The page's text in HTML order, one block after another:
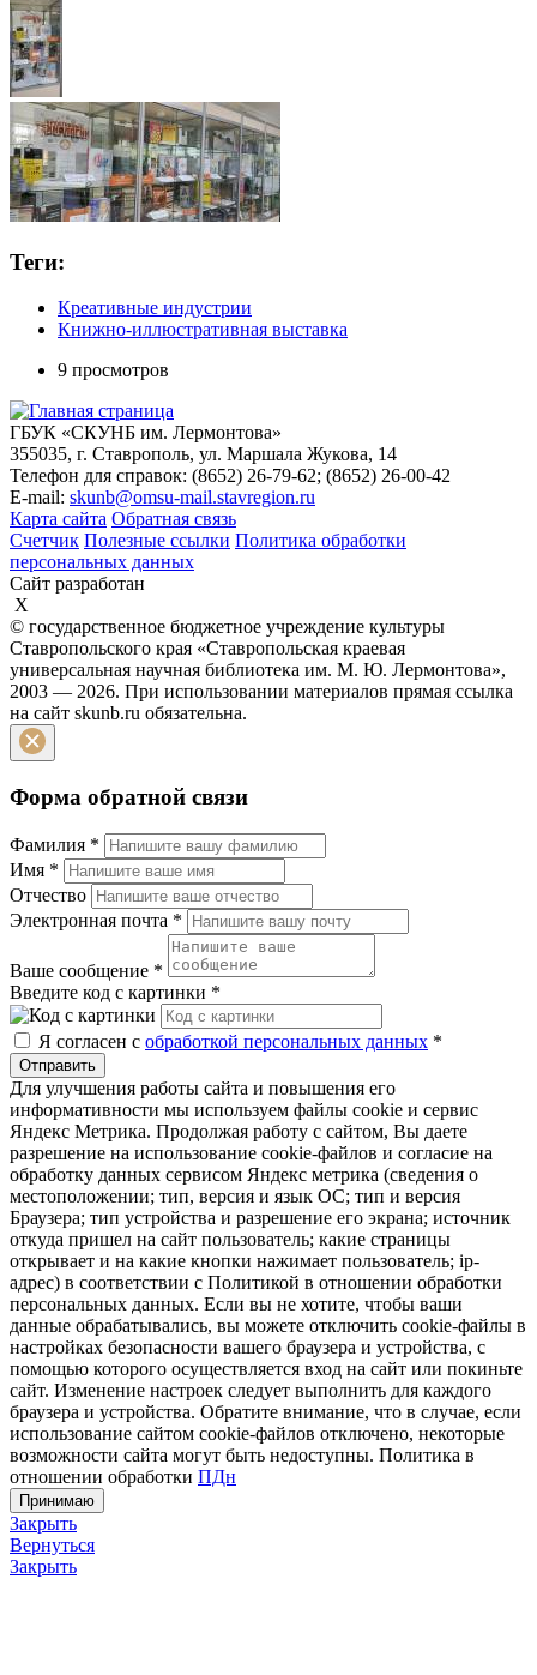
Теги:
Креативные индустрии
Книжно-иллюстративная выставка
9 просмотров
ГБУК «СКУНБ им. Лермонтова»
355035, г. Ставрополь, ул. Маршала Жукова, 14
Телефон для справок: (8652) 26-79-62; (8652) 26-00-42
E-mail: skunb@omsu-mail.stavregion.ru
Карта сайта Обратная связь
Счетчик Полезные ссылки Политика обработки
персональных данных
Сайт разработан
X
© государственное бюджетное учреждение культуры
Ставропольского края «Ставропольская краевая
универсальная научная библиотека им. М. Ю. Лермонтова»,
2003 — 2026. При использовании материалов прямая ссылка
на сайт skunb.ru обязательна.
Форма обратной связи
Фамилия *
Имя *
Отчество
Электронная почта *
Ваше сообщение *
Введите код с картинки *
Я согласен с обработкой персональных данных *
Отправить
Для улучшения работы сайта и повышения его
информативности мы используем файлы cookie и сервис
Яндекс Метрика. Продолжая работу с сайтом, Вы даете
разрешение на использование cookie-файлов и согласие на
обработку данных сервисом Яндекс метрика (сведения о
местоположении; тип, версия и язык ОС; тип и версия
Браузера; тип устройства и разрешение его экрана; источник
откуда пришел на сайт пользователь; какие страницы
открывает и на какие кнопки нажимает пользователь; ip-
адрес) в соответствии с Политикой в отношении обработки
персональных данных. Если вы не хотите, чтобы ваши
данные обрабатывались, вы можете отключить cookie-файлы в
настройках безопасности вашего браузера и устройства, с
помощью которого осуществляется вход на сайт или покиньте
сайт. Изменение настроек следует выполнить для каждого
браузера и устройства. Обратите внимание, что в случае, если
использование сайтом cookie-файлов отключено, некоторые
возможности сайта могут быть недоступны. Политика в
отношении обработки ПДн
Принимаю
Закрыть
Вернуться
Закрыть